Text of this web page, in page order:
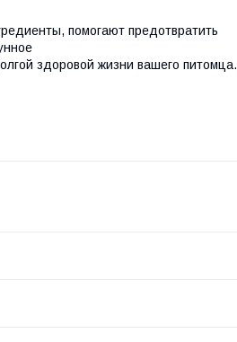
помогают предотвратить
здоровой жизни вашего питомца.